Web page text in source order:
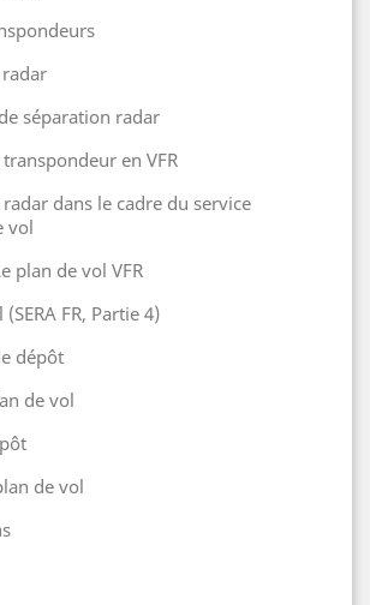
séparation radar
en VFR
dans le cadre du service
vol
plan de vol VFR
FR, Partie 4)
dépôt
de vol
de vol